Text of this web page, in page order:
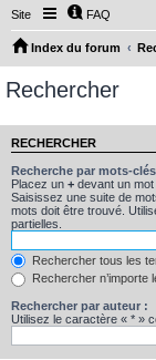
Site FAQ
Index du forum
Rechercher
RECHERCHER
Recherche par mots-
Placez un + devant un
Saisissez une suite de
mots doit être trouvé.
partielles.
Rechercher tous les
Rechercher n’importe
Rechercher par auteur :
Utilisez le caractère « * »